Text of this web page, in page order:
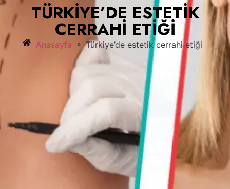
TÜRKIYE’DE ESTETIK
CERRAHI ETIĞI
Anasayfa » Türkiye’de estetik cerrahi etiği